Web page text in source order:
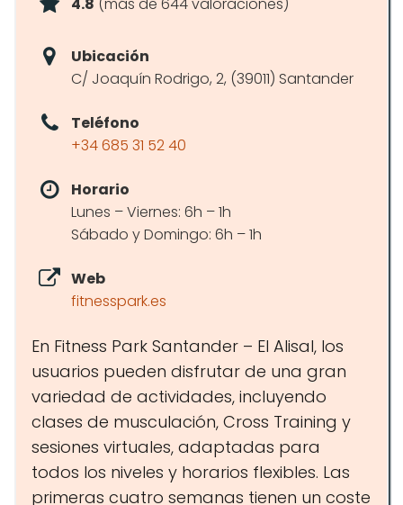
Ubicación
C/ Joaquín Rodrigo, 2, (39011) Santander
Teléfono
+34 685 31 52 40
Horario
Lunes – Viernes: 6h – 1h
Sábado y Domingo: 6h – 1h
Web
fitnesspark.es
En Fitness Park Santander – El Alisal, los
usuarios pueden disfrutar de una gran
variedad de actividades, incluyendo
clases de musculación, Cross Training y
sesiones virtuales, adaptadas para
todos los niveles y horarios flexibles. Las
primeras cuatro semanas tienen un coste